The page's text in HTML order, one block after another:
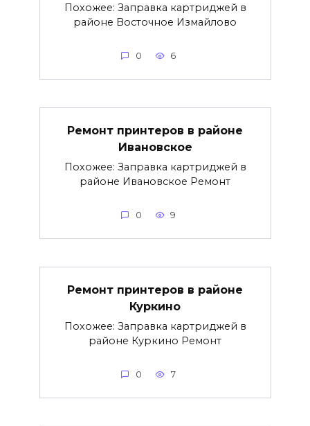
Похожее: Заправка картриджей в
районе Восточное Измайлово
0 6
Ремонт принтеров в районе
Ивановское
Похожее: Заправка картриджей в
районе Ивановское Ремонт
0 9
Ремонт принтеров в районе
Куркино
Похожее: Заправка картриджей в
районе Куркино Ремонт
0 7